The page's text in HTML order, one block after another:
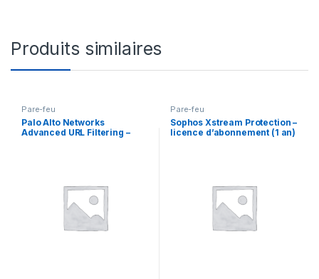
Produits similaires
Pare-feu
Palo Alto Networks
Advanced URL Filtering –
Pare-feu
Sophos Xstream Protection –
licence d’abonnement (1 an)